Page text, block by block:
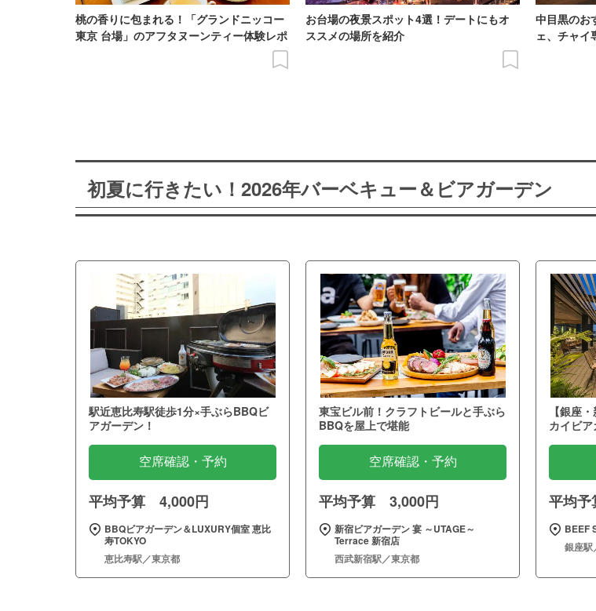
桃の香りに包まれる！「グランドニッコー
東京 台場」のアフタヌーンティー体験レポ
お台場の夜景スポット4選！デートにもオ
ススメの場所を紹介
中目黒のお
ェ、チャイ
初夏に行きたい！2026年バーベキュー＆ビアガーデン
駅近恵比寿駅徒歩1分×手ぶらBBQビ
アガーデン！
空席確認・予約
平均予算 4,000円
BBQビアガーデン＆LUXURY個室 恵比
寿TOKYO
恵比寿駅／東京都
東宝ビル前！クラフトビールと手ぶら
BBQを屋上で堪能
空席確認・予約
平均予算 3,000円
新宿ビアガーデン 宴 ～UTAGE～
Terrace 新宿店
西武新宿駅／東京都
【銀座
カイビ
平均
BEEF
銀座駅